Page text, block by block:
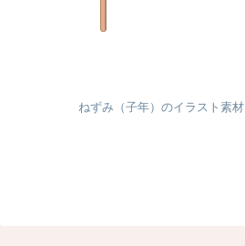
ねずみ（子年）のイラスト素材